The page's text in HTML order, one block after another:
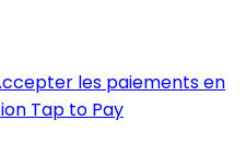
les paiements en
Tap to Pay